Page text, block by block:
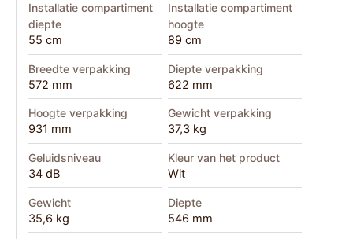
Installatie compartiment
diepte
55 cm
Installatie compartiment
hoogte
89 cm
Breedte verpakking
572 mm
Diepte verpakking
622 mm
Hoogte verpakking
931 mm
Gewicht verpakking
37,3 kg
Geluidsniveau
34 dB
Kleur van het product
Wit
Gewicht
35,6 kg
Diepte
546 mm